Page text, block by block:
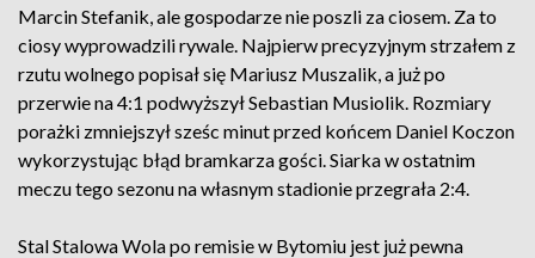
Marcin Stefanik, ale gospodarze nie poszli za ciosem. Za to
ciosy wyprowadzili rywale. Najpierw precyzyjnym strzałem z
rzutu wolnego popisał się Mariusz Muszalik, a już po
przerwie na 4:1 podwyższył Sebastian Musiolik. Rozmiary
porażki zmniejszył sześc minut przed końcem Daniel Koczon
wykorzystując błąd bramkarza gości. Siarka w ostatnim
meczu tego sezonu na własnym stadionie przegrała 2:4.
Stal Stalowa Wola po remisie w Bytomiu jest już pewna